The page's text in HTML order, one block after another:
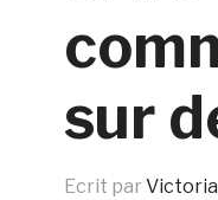
sur
Ecrit par